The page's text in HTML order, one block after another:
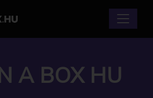
A BOX HU